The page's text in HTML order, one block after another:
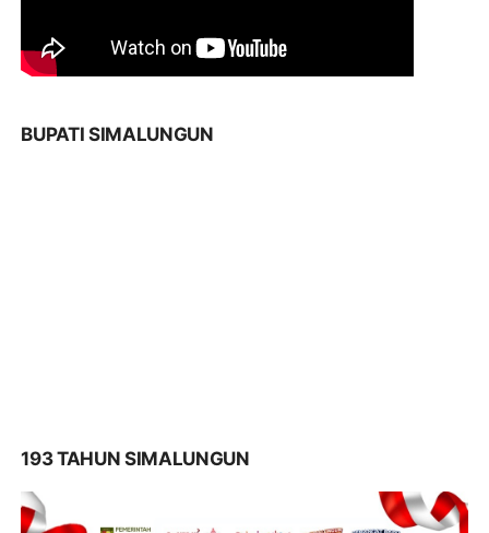
BUPATI SIMALUNGUN
193 TAHUN SIMALUNGUN